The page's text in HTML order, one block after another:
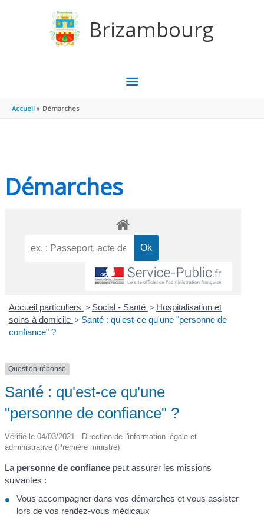
Brizambourg
MENU
Accueil Démarches
Démarches
Accueil particuliers > Social - Santé > Hospitalisation et
soins à domicile > Santé : qu'est-ce qu'une "personne de
confiance" ?
Question-réponse
Santé : qu'est-ce qu'une
"personne de confiance" ?
Vérifié le 04/03/2021 - Direction de l'information légale et
administrative (Première ministre)
La personne de confiance peut assurer les missions
suivantes :
Vous accompagner dans vos démarches et vous assister
lors de vos rendez-vous médicaux